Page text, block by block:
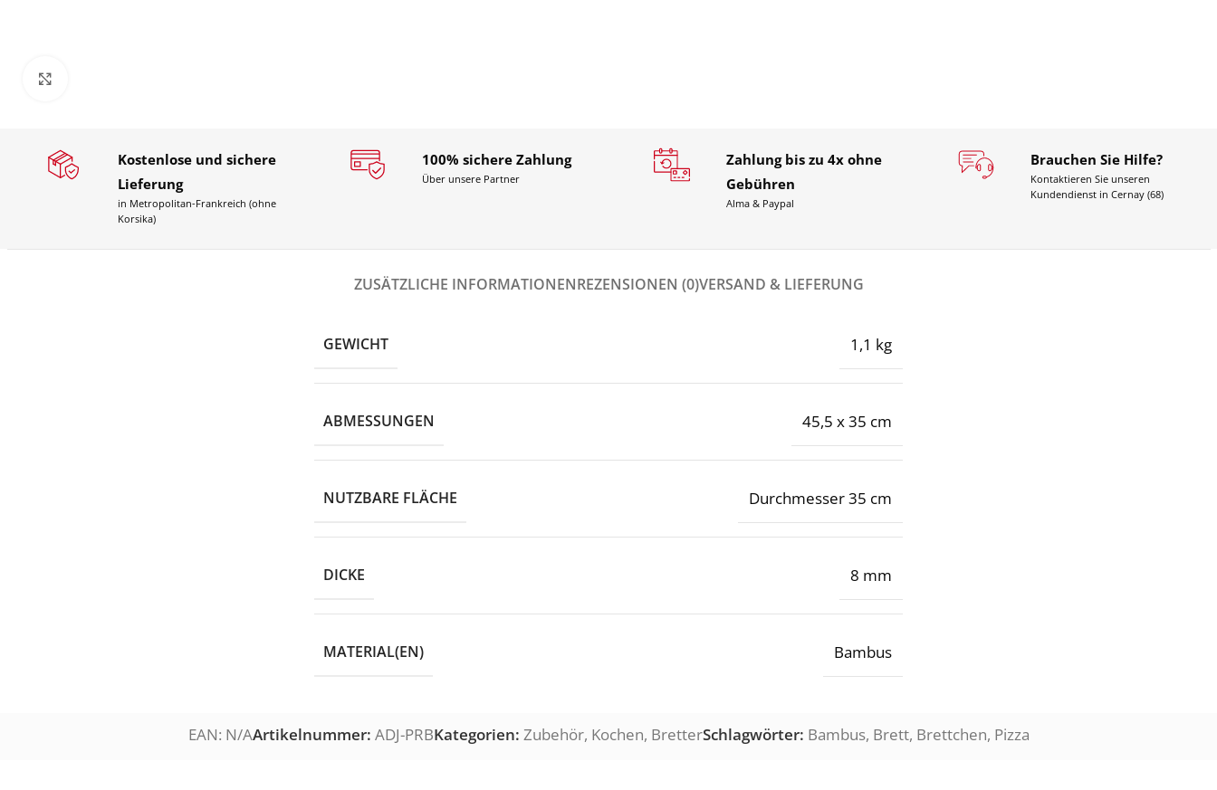
Kostenlose und sichere
Lieferung
in Metropolitan-Frankreich (ohne
Korsika)
100% sichere Zahlung
Über unsere Partner
Zahlung bis zu 4x ohne
Gebühren
Alma & Paypal
Brauchen Sie Hilfe?
Kontaktieren Sie unseren
Kundendienst in Cernay (68)
ZUSÄTZLICHE INFORMATIONENREZENSIONEN (0)VERSAND & LIEFERUNG
GEWICHT 1,1 kg
ABMESSUNGEN 45,5 x 35 cm
NUTZBARE FLÄCHE Durchmesser 35 cm
DICKE 8 mm
MATERIAL(EN) Bambus
EAN: N/AArtikelnummer: ADJ-PRBKategorien: Zubehör, Kochen, BretterSchlagwörter: Bambus, Brett, Brettchen, Pizza